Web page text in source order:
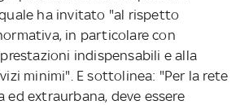
ha invitato "al rispetto
in particolare con
indispensabili e alla
minimi". E sottolinea: "Per la rete
ed extraurbana, deve essere